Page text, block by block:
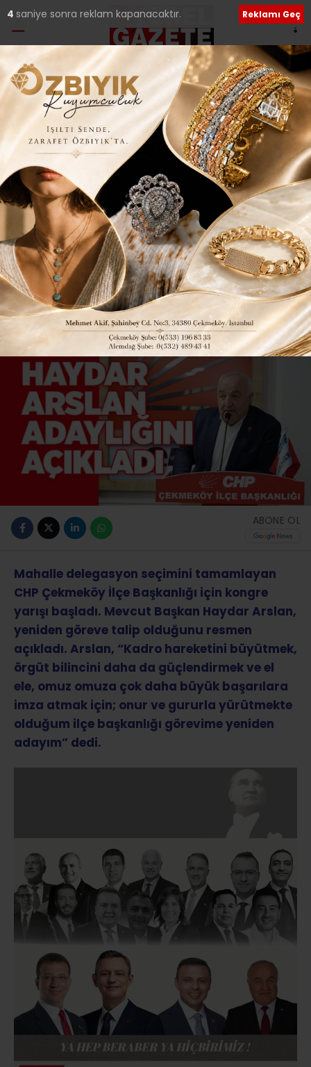
Ana Sayfa›Siyaset
“DAHA BÜYÜK
BAŞARILARA İMZA
ATMAK İÇİN GÖREVE
TALİBİM..”
Giriş: 26-08-2025 22:54 Siyaset Tüm Manşetler
ABONE OL
Mahalle delegasyon seçimini tamamlayan
CHP Çekmeköy İlçe Başkanlığı için kongre
yarışı başladı. Mevcut Başkan Haydar Arslan,
yeniden göreve talip olduğunu resmen
açıkladı. Arslan, “Kadro hareketini büyütmek,
örgüt bilincini daha da güçlendirmek ve el
ele, omuz omuza çok daha büyük başarılara
imza atmak için; onur ve gururla yürütmekte
olduğum ilçe başkanlığı görevime yeniden
adayım” dedi.
2 saniye sonra reklam kapanacaktır. Reklamı Geç